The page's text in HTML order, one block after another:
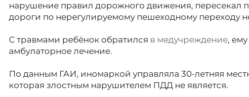
нарушение правил дорожного движения, пересекал
дороги по нерегулируемому пешеходному переходу
С травмами ребёнок обратился в медучреждение,
амбулаторное лечение.
По данным ГАИ, иномаркой управляла 30-летняя
которая злостным нарушителем ПДД не является.